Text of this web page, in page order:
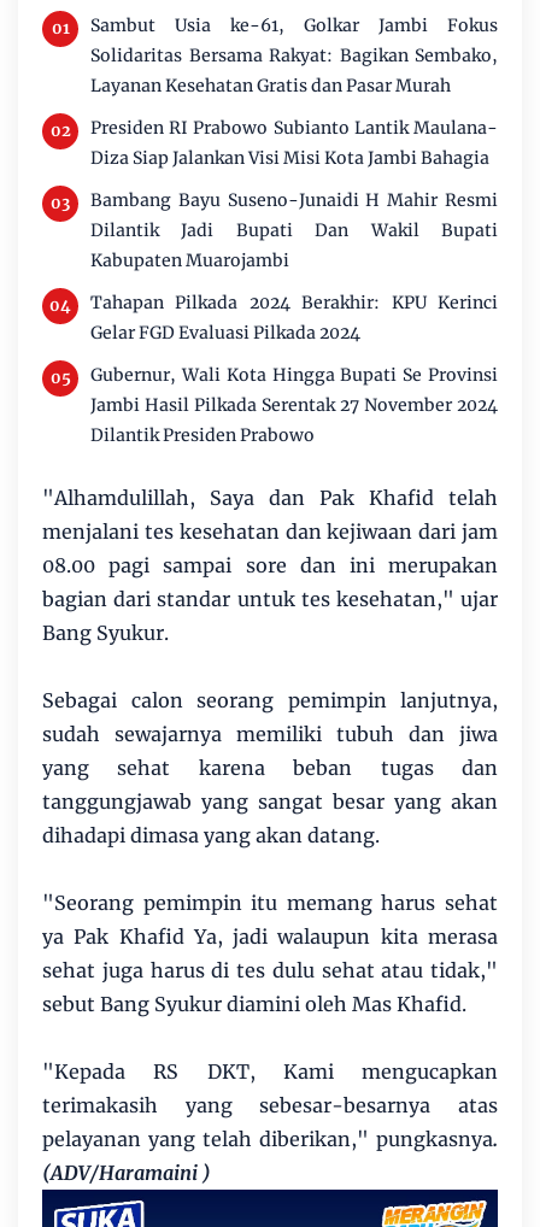
Sambut Usia ke-61, Golkar Jambi Fokus
Solidaritas Bersama Rakyat: Bagikan Sembako,
Layanan Kesehatan Gratis dan Pasar Murah
Presiden RI Prabowo Subianto Lantik Maulana-
Diza Siap Jalankan Visi Misi Kota Jambi Bahagia
Bambang Bayu Suseno-Junaidi H Mahir Resmi
Dilantik Jadi Bupati Dan Wakil Bupati
Kabupaten Muarojambi
Tahapan Pilkada 2024 Berakhir: KPU Kerinci
Gelar FGD Evaluasi Pilkada 2024
Gubernur, Wali Kota Hingga Bupati Se Provinsi
Jambi Hasil Pilkada Serentak 27 November 2024
Dilantik Presiden Prabowo
"Alhamdulillah, Saya dan Pak Khafid telah
menjalani tes kesehatan dan kejiwaan dari jam
08.00 pagi sampai sore dan ini merupakan
bagian dari standar untuk tes kesehatan," ujar
Bang Syukur.
Sebagai calon seorang pemimpin lanjutnya,
sudah sewajarnya memiliki tubuh dan jiwa
yang sehat karena beban tugas dan
tanggungjawab yang sangat besar yang akan
dihadapi dimasa yang akan datang.
"Seorang pemimpin itu memang harus sehat
ya Pak Khafid Ya, jadi walaupun kita merasa
sehat juga harus di tes dulu sehat atau tidak,"
sebut Bang Syukur diamini oleh Mas Khafid.
"Kepada RS DKT, Kami mengucapkan
terimakasih yang sebesar-besarnya atas
pelayanan yang telah diberikan," pungkasnya.
(ADV/Haramaini )